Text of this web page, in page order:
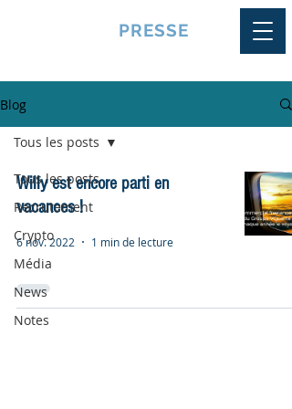
PRESSE
Blog
Tous les posts
Recrutement
Crypto
Média
News
Notes
Tous les posts
Willy est encore parti en
vacances !
6 nov. 2022 1 min de lecture